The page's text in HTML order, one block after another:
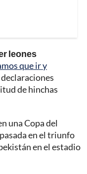
leones
que ir y
de hinchas
una Copa del
en el triunfo
en el estadio